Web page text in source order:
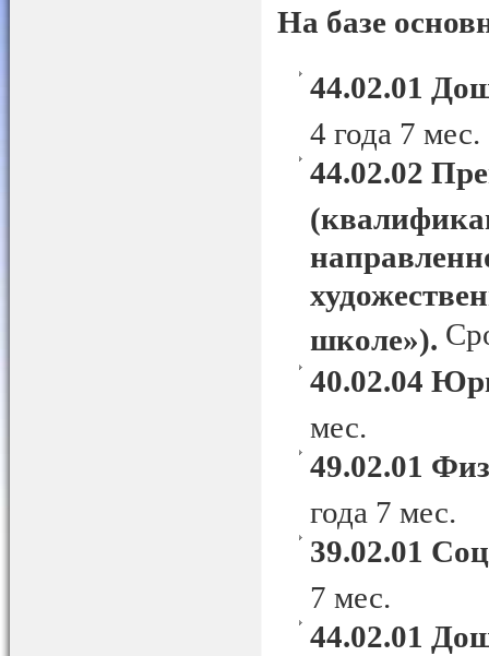
На базе
44.02.01
4 года 7 мес.
44.02.02
школе»).
40.02.04
мес.
49.02.01
года 7 мес.
39.02.01
7 мес.
44.02.01